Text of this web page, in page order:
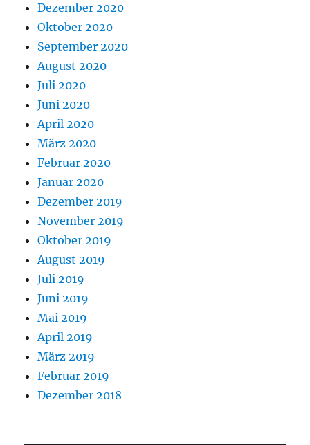
Dezember 2020
Oktober 2020
September 2020
August 2020
Juli 2020
Juni 2020
April 2020
März 2020
Februar 2020
Januar 2020
Dezember 2019
November 2019
Oktober 2019
August 2019
Juli 2019
Juni 2019
Mai 2019
April 2019
März 2019
Februar 2019
Dezember 2018